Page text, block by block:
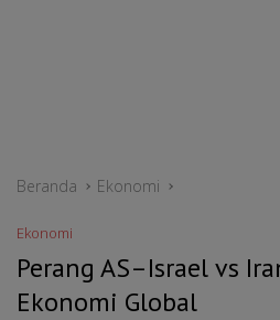
Beranda Ekonomi
Ekonomi
Perang AS–Israel vs
Ekonomi Global